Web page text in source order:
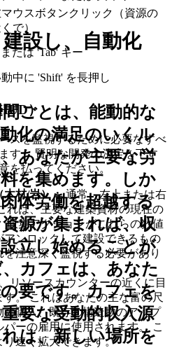
設し、自動化
ごとは、能動的な
化の満足のいくル
あなたが主要な労
を集めます。しか
体労働を超越する
源が集まれば、収
立し始めることが
カフェは、あなた
要です。カフェを
要な受動的収入源
は、新しい場所を
マウスボタンクリック（資源の
で）
たは 'Tab' キー
中に 'Shift' を長押し
）
スを監視するために必要なすべ
す。 賢明な開発の決定を下す
を払ってください。
木材/岩）：通常、左上または右
れは、主要な建築資材の現在の
収集アクションがこれらの数値
ンロックして建設できるもの
注意深く監視する必要があり
リソースカウンターの近くに目
。 これはあなたの主な富の尺
購入、既存の構造物のアップ
ーの雇用に使用されます。 こ
速く拡大できます。